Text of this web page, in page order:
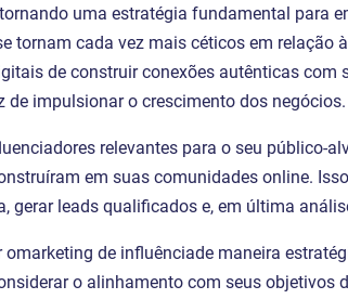
uma estratégia fundamental para
tornam cada vez mais céticos em relação
de construir conexões autênticas com
de impulsionar o crescimento dos negócios.
relevantes para o seu público-
em suas comunidades online.
gerar leads qualificados e, em última
de influênciade maneira
o alinhamento com seus objetivos